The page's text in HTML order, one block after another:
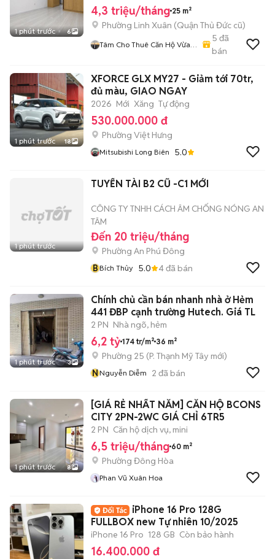
1 phút trước 6
4,3 triệu/tháng 25 m²
Phường Linh Xuân (Quận Thủ Đức cũ)
Tâm Cho Thuê Căn Hộ Vừa
5 đã
bán
1 phút trước 18
XFORCE GLX MY27 - Giảm tới 70tr,
đủ màu, GIAO NGAY
2026 Mới Xăng Tự động
530.000.000 đ
Phường Việt Hưng
Mitsubishi Long Biên 5.0
1 phút trước
TUYỂN TÀI B2 CŨ -C1 MỚI
CÔNG TY TNHH CÁCH ÂM CHỐNG NÓNG AN
TÂM
Đến 20 triệu/tháng
Phường An Phú Đông
BBích Thủy 5.0 4đã bán
1 phút trước 3
Chính chủ cần bán nhanh nhà ở Hẻm
441 ĐBP cạnh trường Hutech. Giá TL
2 PN Nhà ngõ, hẻm
6,2 tỷ 174 tr/m² 36 m²
Phường 25 (P. Thạnh Mỹ Tây mới)
NNguyễn Diễm 2 đã bán
1 phút trước 8
[GIÁ RẺ NHẤT NĂM] CĂN HỘ BCONS
CITY 2PN-2WC GIÁ CHỈ 6TR5
2 PN Căn hộ dịch vụ, mini
6,5 triệu/tháng 60 m²
Phường Đông Hòa
Phan Vũ Xuân Hoa
iPhone 16 Pro 128G
FULLBOX new Tự nhiên 10/2025
iPhone 16 Pro 128 GB Còn bảo hành
16.400.000 đ